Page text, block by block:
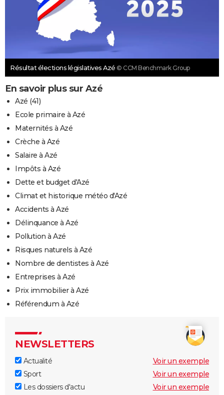
Résultat élections législatives Azé © CCM Benchmark Group
En savoir plus sur Azé
Azé (41)
Ecole primaire à Azé
Maternités à Azé
Crèche à Azé
Salaire à Azé
Impôts à Azé
Dette et budget d'Azé
Climat et historique météo d'Azé
Accidents à Azé
Délinquance à Azé
Pollution à Azé
Risques naturels à Azé
Nombre de dentistes à Azé
Entreprises à Azé
Prix immobilier à Azé
Référendum à Azé
NEWSLETTERS
Actualité
Voir un exemple
Sport
Voir un exemple
Les dossiers d'actu
Voir un exemple